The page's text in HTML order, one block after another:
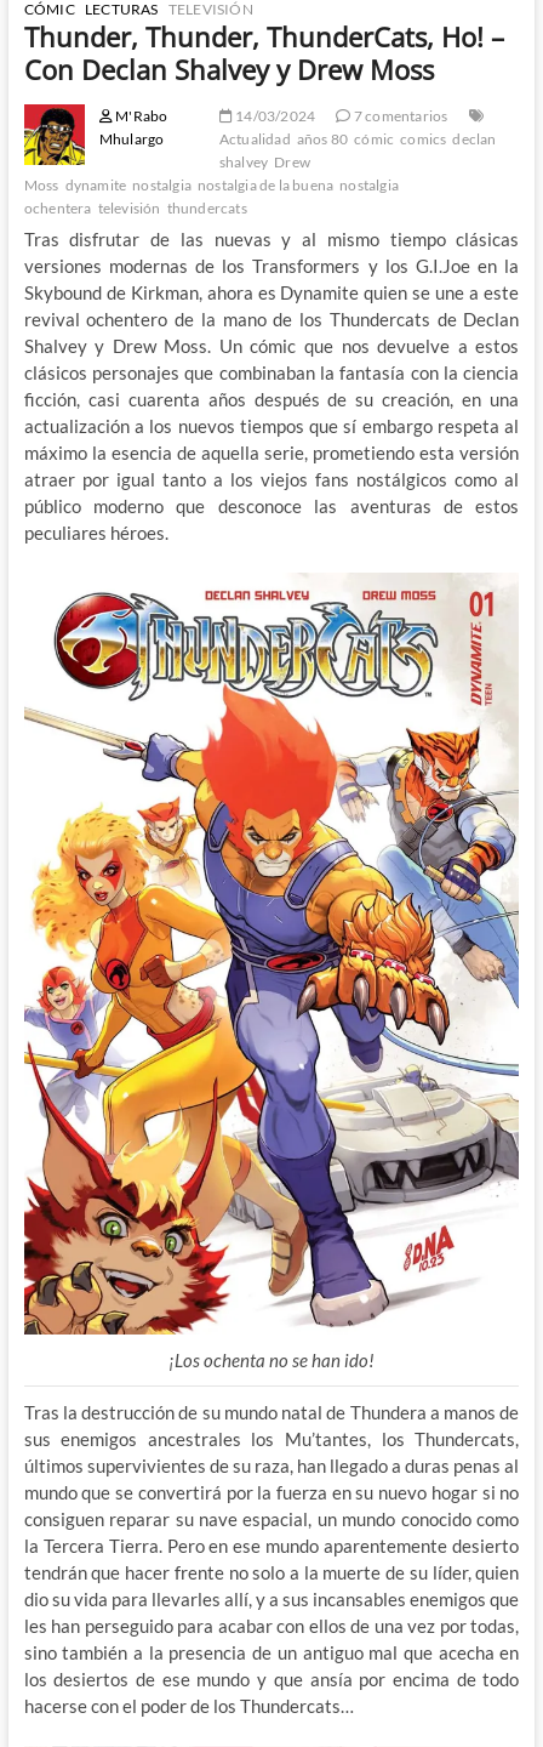
CÓMIC LECTURAS TELEVISIÓN
Thunder, Thunder, ThunderCats, Ho! –
Con Declan Shalvey y Drew Moss
M'Rabo
Mhulargo
14/03/2024
7 comentarios
Actualidad años 80 cómic comics declan
shalvey Drew
Moss dynamite nostalgia nostalgia de la buena nostalgia
ochentera televisión thundercats
Tras disfrutar de las nuevas y al mismo tiempo clásicas
versiones modernas de los Transformers y los G.I.Joe en la
Skybound de Kirkman, ahora es Dynamite quien se une a este
revival ochentero de la mano de los Thundercats de Declan
Shalvey y Drew Moss. Un cómic que nos devuelve a estos
clásicos personajes que combinaban la fantasía con la ciencia
ficción, casi cuarenta años después de su creación, en una
actualización a los nuevos tiempos que sí embargo respeta al
máximo la esencia de aquella serie, prometiendo esta versión
atraer por igual tanto a los viejos fans nostálgicos como al
público moderno que desconoce las aventuras de estos
peculiares héroes.
¡Los ochenta no se han ido!
Tras la destrucción de su mundo natal de Thundera a manos de
sus enemigos ancestrales los Mu’tantes, los Thundercats,
últimos supervivientes de su raza, han llegado a duras penas al
mundo que se convertirá por la fuerza en su nuevo hogar si no
consiguen reparar su nave espacial, un mundo conocido como
la Tercera Tierra. Pero en ese mundo aparentemente desierto
tendrán que hacer frente no solo a la muerte de su líder, quien
dio su vida para llevarles allí, y a sus incansables enemigos que
les han perseguido para acabar con ellos de una vez por todas,
sino también a la presencia de un antiguo mal que acecha en
los desiertos de ese mundo y que ansía por encima de todo
hacerse con el poder de los Thundercats…